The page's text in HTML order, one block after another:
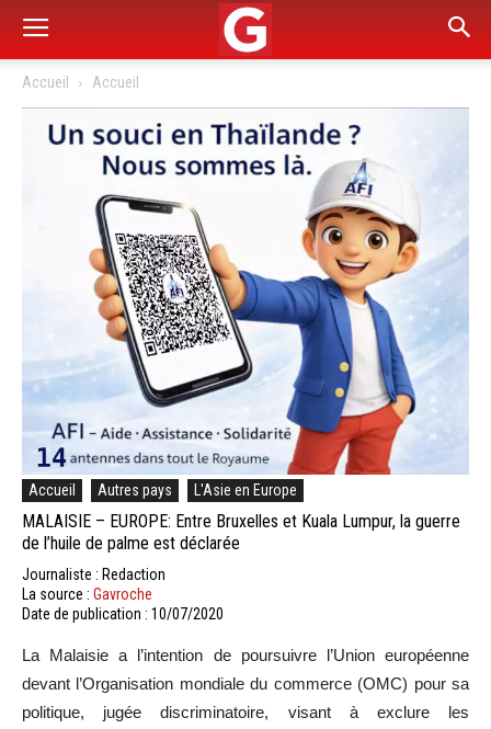
Accueil Accueil
Accueil Autres pays L'Asie en Europe
MALAISIE – EUROPE: Entre Bruxelles et Kuala Lumpur, la guerre
de l’huile de palme est déclarée
Journaliste : Redaction
La source : Gavroche
Date de publication : 10/07/2020
La Malaisie a l’intention de poursuivre l’Union européenne
devant l’Organisation mondiale du commerce (OMC) pour sa
politique, jugée discriminatoire, visant à exclure les